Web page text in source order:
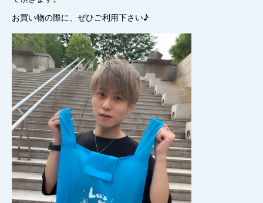
お買い物の際に、ぜひご利用下さい♪